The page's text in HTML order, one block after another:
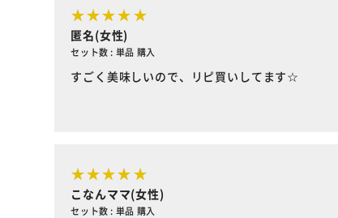
匿名(女性)
セット数 : 単品 購入
すごく美味しいので、リピ買いしてます☆
こなんママ(女性)
セット数 : 単品 購入